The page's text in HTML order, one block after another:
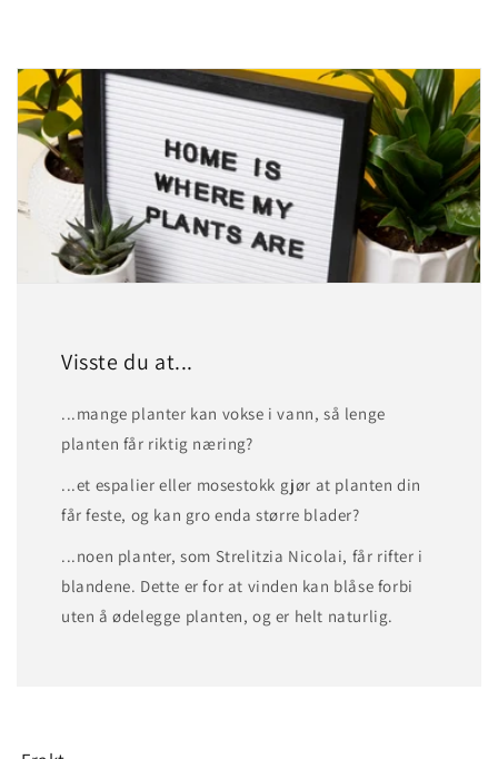
Visste du at...
...mange planter kan vokse i vann, så lenge
planten får riktig næring?
...et espalier eller mosestokk gjør at planten din
får feste, og kan gro enda større blader?
...noen planter, som Strelitzia Nicolai, får rifter i
blandene. Dette er for at vinden kan blåse forbi
uten å ødelegge planten, og er helt naturlig.